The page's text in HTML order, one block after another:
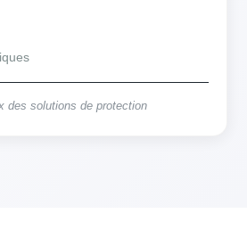
des solutions de protection